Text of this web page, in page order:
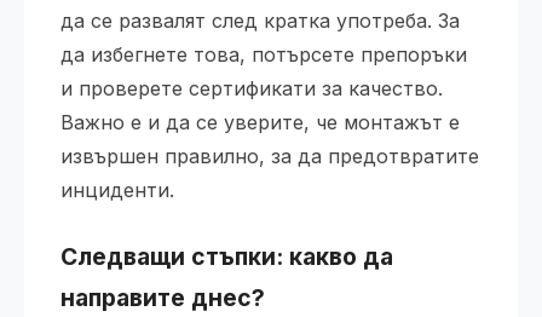
да се развалят след кратка употреба. За
да избегнете това, потърсете препоръки
и проверете сертификати за качество.
Важно е и да се уверите, че монтажът е
извършен правилно, за да предотвратите
инциденти.
Следващи стъпки: какво да
направите днес?